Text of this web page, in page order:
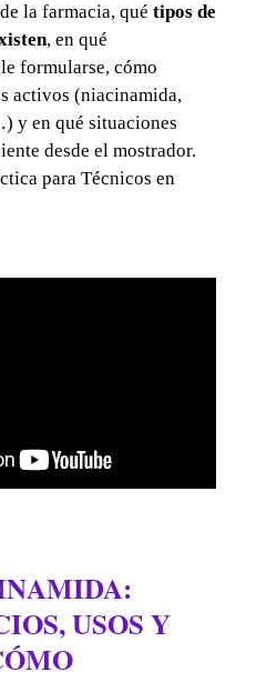
la farmacia, qué tipos de
, en qué
formularse, cómo
activos (niacinamida,
y en qué situaciones
desde el mostrador.
para Técnicos en
USOS Y